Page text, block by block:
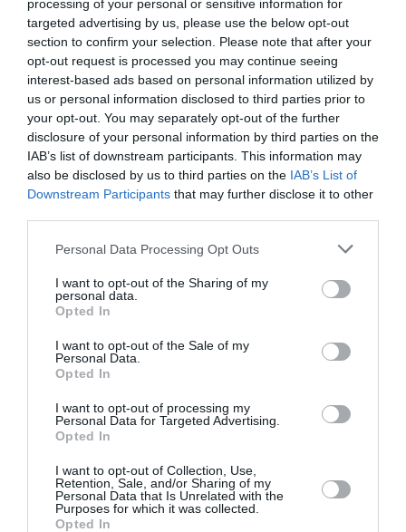
processing of your personal or sensitive information for
targeted advertising by us, please use the below opt-out
section to confirm your selection. Please note that after your
opt-out request is processed you may continue seeing
interest-based ads based on personal information utilized by
us or personal information disclosed to third parties prior to
your opt-out. You may separately opt-out of the further
disclosure of your personal information by third parties on the
IAB’s list of downstream participants. This information may
also be disclosed by us to third parties on the IAB’s List of
Downstream Participants that may further disclose it to other
Personal Data Processing Opt Outs
I want to opt-out of the Sharing of my
personal data.
Opted In
I want to opt-out of the Sale of my
Personal Data.
Opted In
I want to opt-out of processing my
Personal Data for Targeted Advertising.
Opted In
I want to opt-out of Collection, Use,
Retention, Sale, and/or Sharing of my
Personal Data that Is Unrelated with the
Purposes for which it was collected.
Opted In
pe lângă Înalta Curte de Casație și Justiție, în vederea
stabilirii situației de fapt”.
Șoșoacă a respins acuzațiile într-o transmisie live pe
Facebook.
STIRI ROMANIA
See Articolul anterior
Au încercat să scape de CARANTINĂ
prezentând contracte de muncă FALSE la
frontieră
ASEMENEA